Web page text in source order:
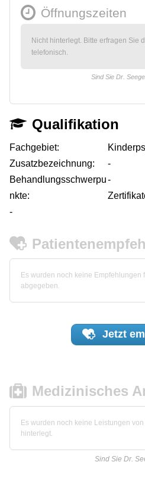
Öffnungszeiten
Nicht hinterlegt. Bitte erfragen Sie
telefonisch.
Sind Sie Dr.
Qualifikation
Fachgebiet:
Zusatzbezeichnung:
-
Behandlungsschwerpu
nkte:
-
-
Es wurden noch keine Empfehlungen
abgegeben.
Jetzt
Medizinisches
Es wurden noch keine Leistungen
hinterlegt.
Sind Sie Dr.